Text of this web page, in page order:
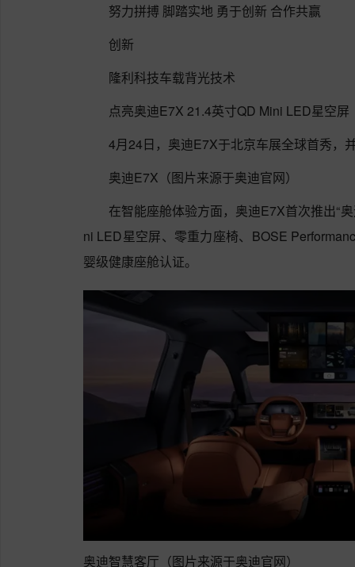
努力拼搏 脚踏实地 勇于创新 合作共赢
创新
隆利科技车载背光技术
点亮奥迪E7X 21.4英寸QD Mini LED星空屏
4月24日，奥迪E7X于北京车展全球首秀，
奥迪E7X（图片来源于奥迪官网）
在智能座舱体验方面，奥迪E7X首次推出“
ni LED星空屏、零重力座椅、BOSE
婴级健康座舱认证。
奥迪智慧客厅（图片来源于奥迪官网）